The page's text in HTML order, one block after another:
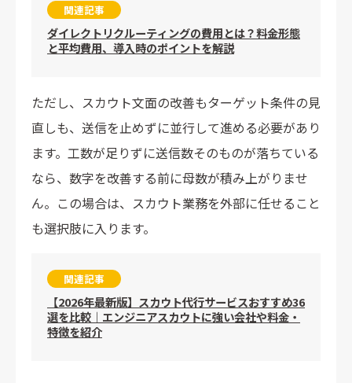
関連記事
ダイレクトリクルーティングの費用とは？料金形態
と平均費用、導入時のポイントを解説
ただし、スカウト文面の改善もターゲット条件の見
直しも、送信を止めずに並行して進める必要があり
ます。工数が足りずに送信数そのものが落ちている
なら、数字を改善する前に母数が積み上がりませ
ん。この場合は、スカウト業務を外部に任せること
も選択肢に入ります。
関連記事
【2026年最新版】スカウト代行サービスおすすめ36
選を比較｜エンジニアスカウトに強い会社や料金・
特徴を紹介